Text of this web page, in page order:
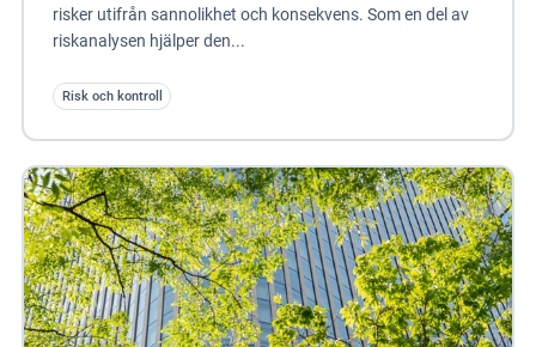
risker utifrån sannolikhet och konsekvens. Som en del av
riskanalysen hjälper den...
Risk och kontroll